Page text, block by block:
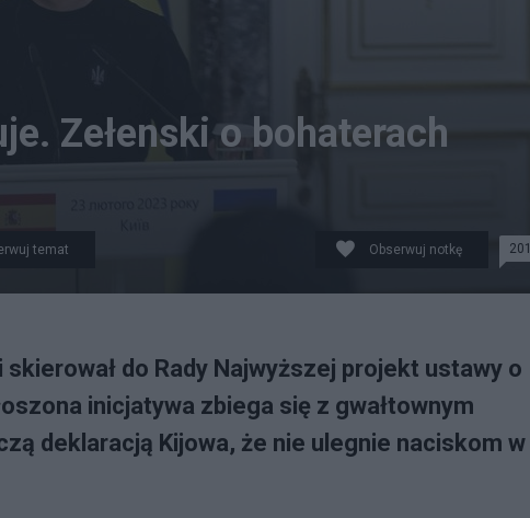
Zełenski o bohaterach
temat Obserwuj notkę 201
do Rady Najwyższej projekt ustawy o
inicjatywa zbiega się z gwałtownym
deklaracją Kijowa, że nie ulegnie naciskom w